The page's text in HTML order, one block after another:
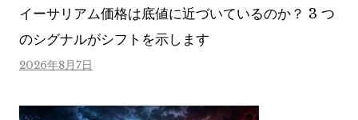
イーサリアム価格は底値に近づいているのか？ 3 つ
のシグナルがシフトを示します
2026年8月7日